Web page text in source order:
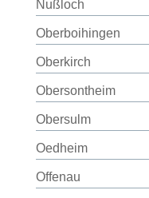
Nußloch
Oberboihingen
Oberkirch
Obersontheim
Obersulm
Oedheim
Offenau